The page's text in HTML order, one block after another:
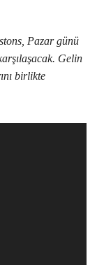
Pazar günü
Gelin
birlikte